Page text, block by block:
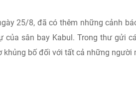
25/8, đã có thêm những cảnh
của sân bay Kabul. Trong thư gửi
khủng bố đối với tất cả những người